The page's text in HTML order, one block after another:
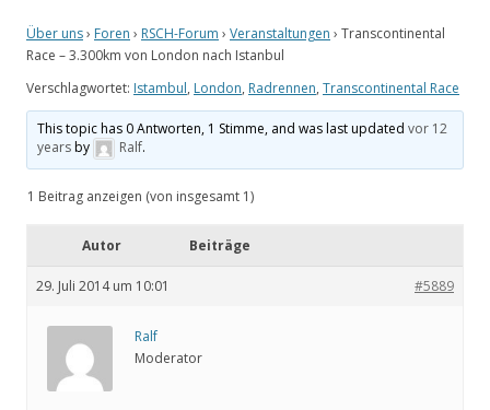
Über uns› Foren › RSCH-Forum › Veranstaltungen › Transcontinental
Race – 3.300km von London nach Istanbul
Verschlagwortet: Istambul, London, Radrennen, Transcontinental Race
This topic has 0 Antworten, 1 Stimme, and was last updatedvor 12
yearsby Ralf.
1 Beitrag anzeigen (von insgesamt 1)
Autor Beiträge
29. Juli 2014 um 10:01 #5889
Ralf
Moderator